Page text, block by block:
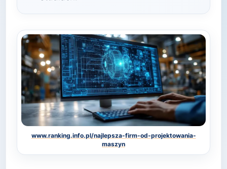
www.ranking.info.pl/najlepsza-firm-od-projektowania-
maszyn